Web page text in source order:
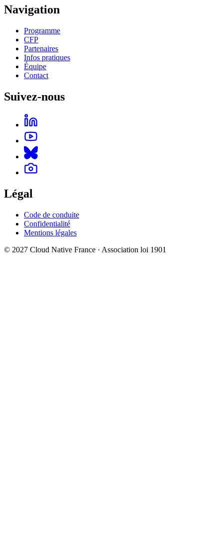
Navigation
Programme
CFP
Partenaires
Infos pratiques
Équipe
Contact
Suivez-nous
Légal
Code de conduite
Confidentialité
Mentions légales
© 2027 Cloud Native France · Association loi 1901